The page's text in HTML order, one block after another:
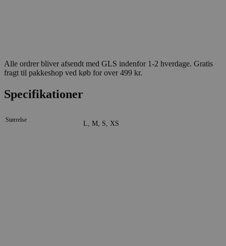
Alle ordrer bliver afsendt med GLS indenfor 1-2 hverdage. Gratis
fragt til pakkeshop ved køb for over 499 kr.
Specifikationer
Størrelse L, M, S, XS